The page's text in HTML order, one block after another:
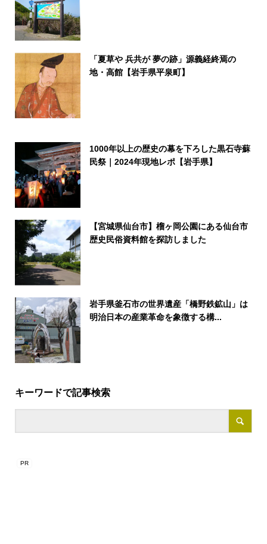
「夏草や 兵共が 夢の跡」源義経終焉の
地・高館【岩手県平泉町】
1000年以上の歴史の幕を下ろした黒石寺蘇
民祭｜2024年現地レポ【岩手県】
【宮城県仙台市】榴ヶ岡公園にある仙台市
歴史民俗資料館を探訪しました
岩手県釜石市の世界遺産「橋野鉄鉱山」は
明治日本の産業革命を象徴する構...
キーワードで記事検索